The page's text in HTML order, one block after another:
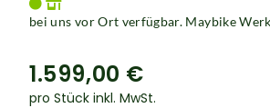
bei uns vor Ort verfügbar. Maybike
1.599,00 €
pro Stück inkl. MwSt.